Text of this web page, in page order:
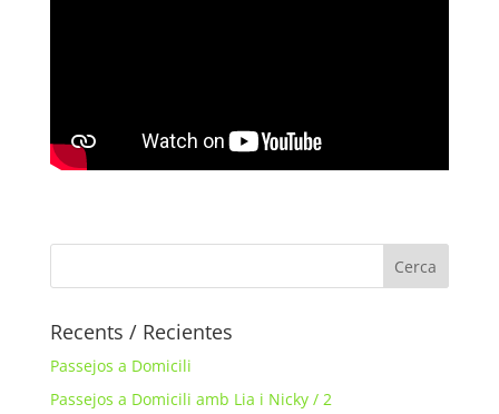
Recents / Recientes
Passejos a Domicili
Passejos a Domicili amb Lia i Nicky / 2